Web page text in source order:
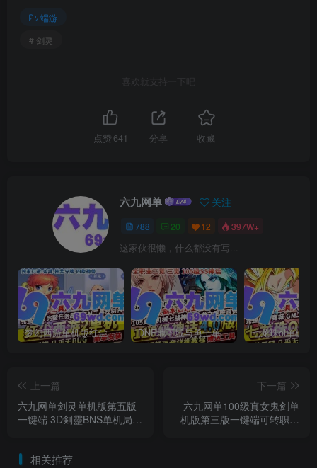
端游
# 剑灵
喜欢就支持一下吧
点赞 641 分享 收藏
六九网单 关注
788 20 12 397W+
这家伙很懒，什么都没有写...
梦幻西游单机版红尘西游2微变独家打造龙魂抽奖令牌四象神兽 DNF地下城与勇士单机版110级神话版4.0全主线任务龙之庭院机械七战神实验室
上一篇
六九网单剑灵单机版第五版
一键端 3D剣靈BNS单机局域
下一篇
六九网单100级真女鬼剑单
机版第三版一键端可转职三
相关推荐